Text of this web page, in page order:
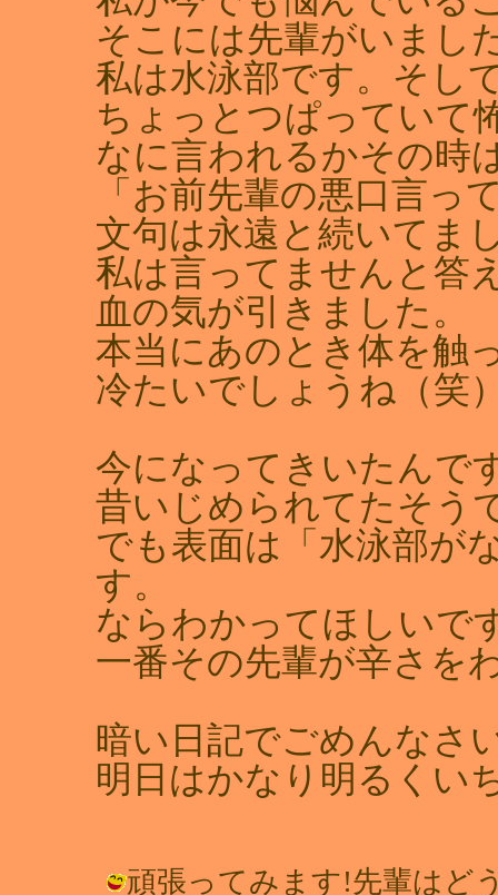
そこには先輩がいまし
私は水泳部です。そし
ちょっとつぱっていて
なに言われるかその時
「お前先輩の悪口言っ
文句は永遠と続いてま
私は言ってませんと答
血の気が引きました。
本当にあのとき体を触
冷たいでしょうね（笑
今になってきいたんで
昔いじめられてたそう
でも表面は「水泳部が
す。
ならわかってほしいで
一番その先輩が辛さを
暗い日記でごめんなさ
明日はかなり明るくい
頑張ってみます!先輩はど